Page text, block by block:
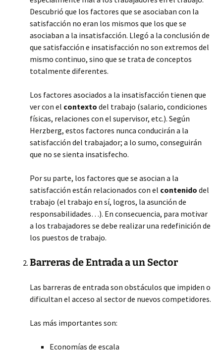
Descubrió que los factores que se asociaban con la
satisfacción no eran los mismos que los que se
asociaban a la insatisfacción. Llegó a la conclusión de
que satisfacción e insatisfacción no son extremos del
mismo continuo, sino que se trata de conceptos
totalmente diferentes.
Los factores asociados a la insatisfacción tienen que
ver con el contexto del trabajo (salario, condiciones
físicas, relaciones con el supervisor, etc.). Según
Herzberg, estos factores nunca conducirán a la
satisfacción del trabajador; a lo sumo, conseguirán
que no se sienta insatisfecho.
Por su parte, los factores que se asocian a la
satisfacción están relacionados con el contenido del
trabajo (el trabajo en sí, logros, la asunción de
responsabilidades…). En consecuencia, para motivar
a los trabajadores se debe realizar una redefinición de
los puestos de trabajo.
Barreras de Entrada a un Sector
Las barreras de entrada son obstáculos que impiden o
dificultan el acceso al sector de nuevos competidores.
Las más importantes son:
Economías de escala